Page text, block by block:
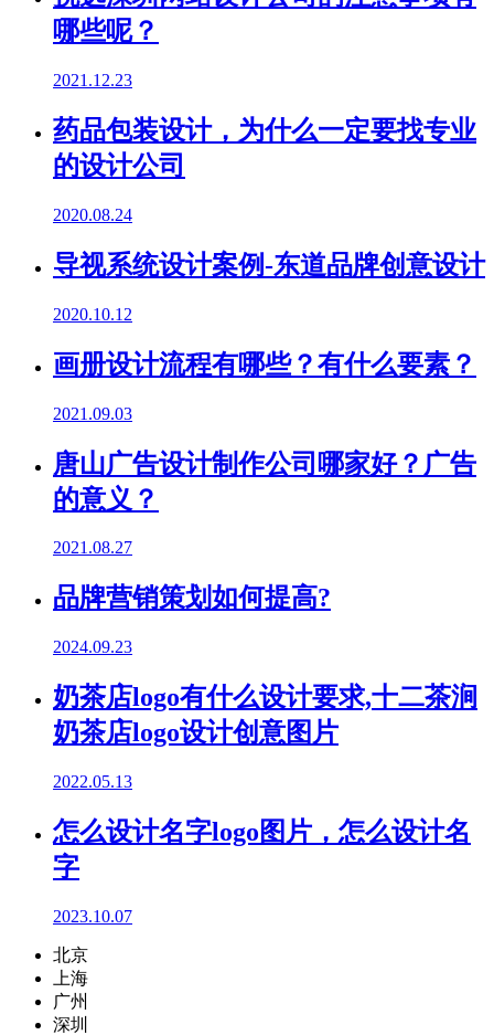
哪些呢？
2021.12.23
药品包装设计，为什么一定要找专业
的设计公司
2020.08.24
导视系统设计案例-东道品牌创意设计
2020.10.12
画册设计流程有哪些？有什么要素？
2021.09.03
唐山广告设计制作公司哪家好？广告
的意义？
2021.08.27
品牌营销策划如何提高?
2024.09.23
奶茶店logo有什么设计要求,十二茶涧
奶茶店logo设计创意图片
2022.05.13
怎么设计名字logo图片，怎么设计名
字
2023.10.07
北京
上海
广州
深圳